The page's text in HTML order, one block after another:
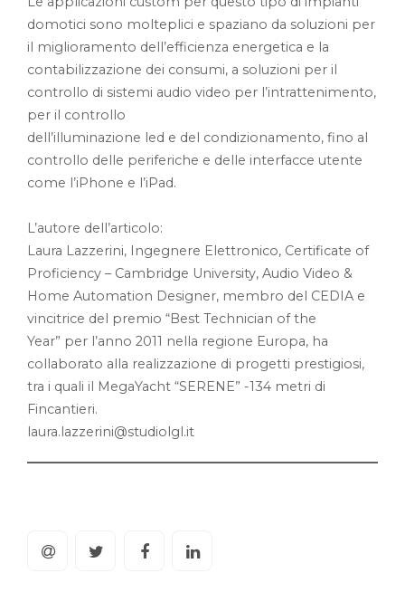
domotici sono molteplici e spaziano da soluzioni per
il miglioramento dell’efficienza energetica e la
contabilizzazione dei consumi, a soluzioni per il
controllo di sistemi audio video per l’intrattenimento,
per il controllo
dell’illuminazione led e del condizionamento, fino al
controllo delle periferiche e delle interfacce utente
come l’iPhone e l’iPad.
L’autore dell’articolo:
Laura Lazzerini, Ingegnere Elettronico, Certificate of
Proficiency – Cambridge University, Audio Video &
Home Automation Designer, membro del CEDIA e
vincitrice del premio “Best Technician of the
Year” per l’anno 2011 nella regione Europa, ha
collaborato alla realizzazione di progetti prestigiosi,
tra i quali il MegaYacht “SERENE” -134 metri di
Fincantieri.
laura.lazzerini@studiolgl.it